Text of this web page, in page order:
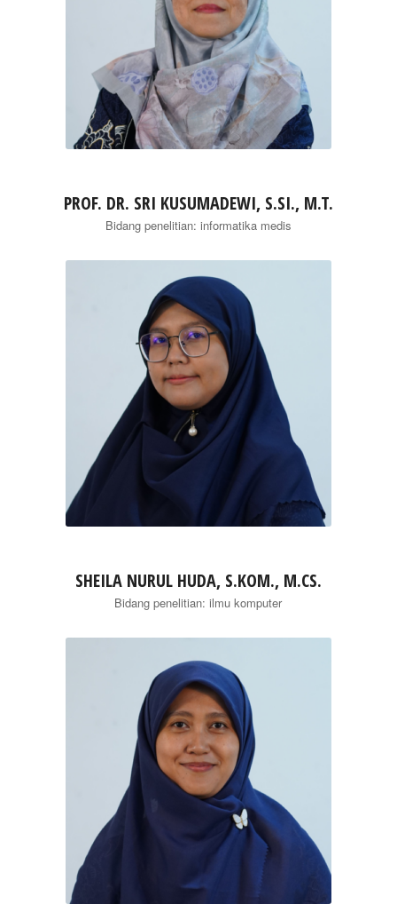
PROF. DR. SRI KUSUMADEWI, S.SI., M.T.
Bidang penelitian: informatika medis
SHEILA NURUL HUDA, S.KOM., M.CS.
Bidang penelitian: ilmu komputer